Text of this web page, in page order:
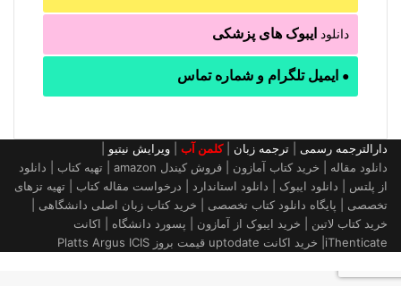
دانلود ایبوک های پزشکی
● ایمیل تلگرام و شماره تماس
دارالترجمه رسمی ترجمه زبان |کلمن آب ویرایش نیتیو
دانلود مقاله | خرید کتاب آمازون | فروش کیندل amazon | تهیه کتاب | دانلود
از پلتس | دانلود ایبوک | دانلود استاندارد | درخواست مقاله کتاب | تهیه تزهای
تخصصی | پایگاه دانلود کتاب تخصصی | خرید کتاب زبان اصلی دانشگاهی |
خرید کتاب لاتین | خرید ایبوک از آمازون | پسورد دانشگاه | اکانت
iThenticate| خريد اكانت uptodate قیمت بروز Platts Argus ICIS
بازگشت